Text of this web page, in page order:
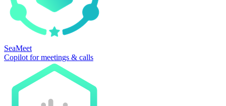
SeaMeet
Copilot for meetings & calls